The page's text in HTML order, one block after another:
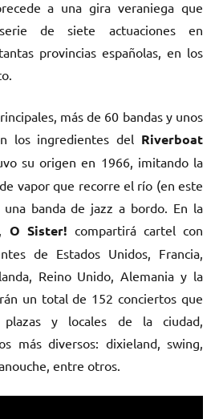
a una gira veraniega que
de siete actuaciones en
provincias españolas, en los
más de 60 bandas y unos
los ingredientes del Riverboat
su origen en 1966, imitando la
vapor que recorre el río (en este
una banda de jazz a bordo. En la
O Sister! compartirá cartel con
de Estados Unidos, Francia,
Reino Unido, Alemania y la
un total de 152 conciertos que
y locales de la ciudad,
más diversos: dixieland, swing,
entre otros.